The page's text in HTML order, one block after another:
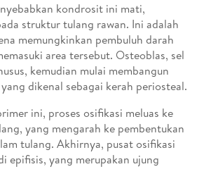
kondrosit ini mati,
struktur tulang rawan. Ini adalah
memungkinkan pembuluh darah
area tersebut. Osteoblas, sel
kemudian mulai membangun
dikenal sebagai kerah periosteal.
ini, proses osifikasi meluas ke
yang mengarah ke pembentukan
tulang. Akhirnya, pusat osifikasi
epifisis, yang merupakan ujung